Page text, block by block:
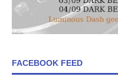
FACEBOOK FEED